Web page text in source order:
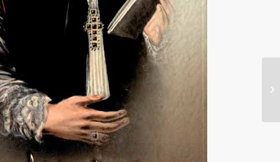
مدرسة الخوري منصور –
القليعة – مرجعيون...